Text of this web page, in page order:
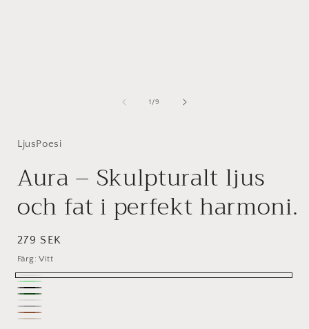
1 /av
9
LjusPoesi
Aura – Skulpturalt ljus
och fat i perfekt harmoni.
Ordinarie
pris
279 SEK
Färg:Vitt
Vitt
Mörkgrönt&guld
Svart&vit
Mörkgrön
Vit
Pastellgrå
Brun